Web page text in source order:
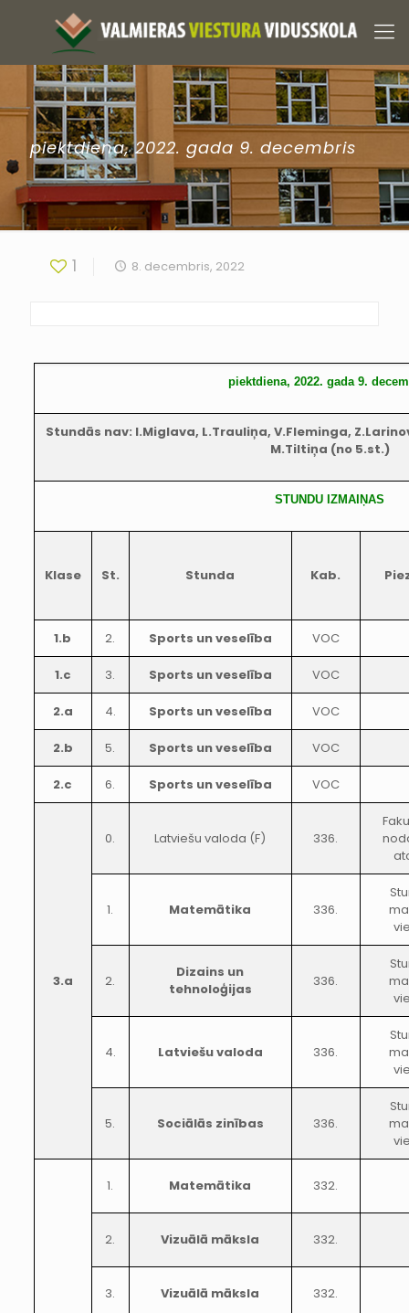
piektdiena, 2022. gada 9. decembris
1 8. decembris, 2022
piektdiena, 2022. gada 9.
Stundās nav: I.Miglava, L.Trauliņa, V.Fleminga,
M.Tiltiņa (no 5.st.)
STUNDU IZMAIŅAS
Klase St. Stunda Kab.
1.b 2. Sports un veselība VOC
1.c 3. Sports un veselība VOC
2.a 4. Sports un veselība VOC
2.b 5. Sports un veselība VOC
2.c 6. Sports un veselība VOC
3.a
0. Latviešu valoda (F) 336.
1. Matemātika 336.
2.
Dizains un
tehnoloģijas
336.
4. Latviešu valoda 336.
5. Sociālās zinības 336.
1. Matemātika 332.
2. Vizuālā māksla 332.
3. Vizuālā māksla 332.